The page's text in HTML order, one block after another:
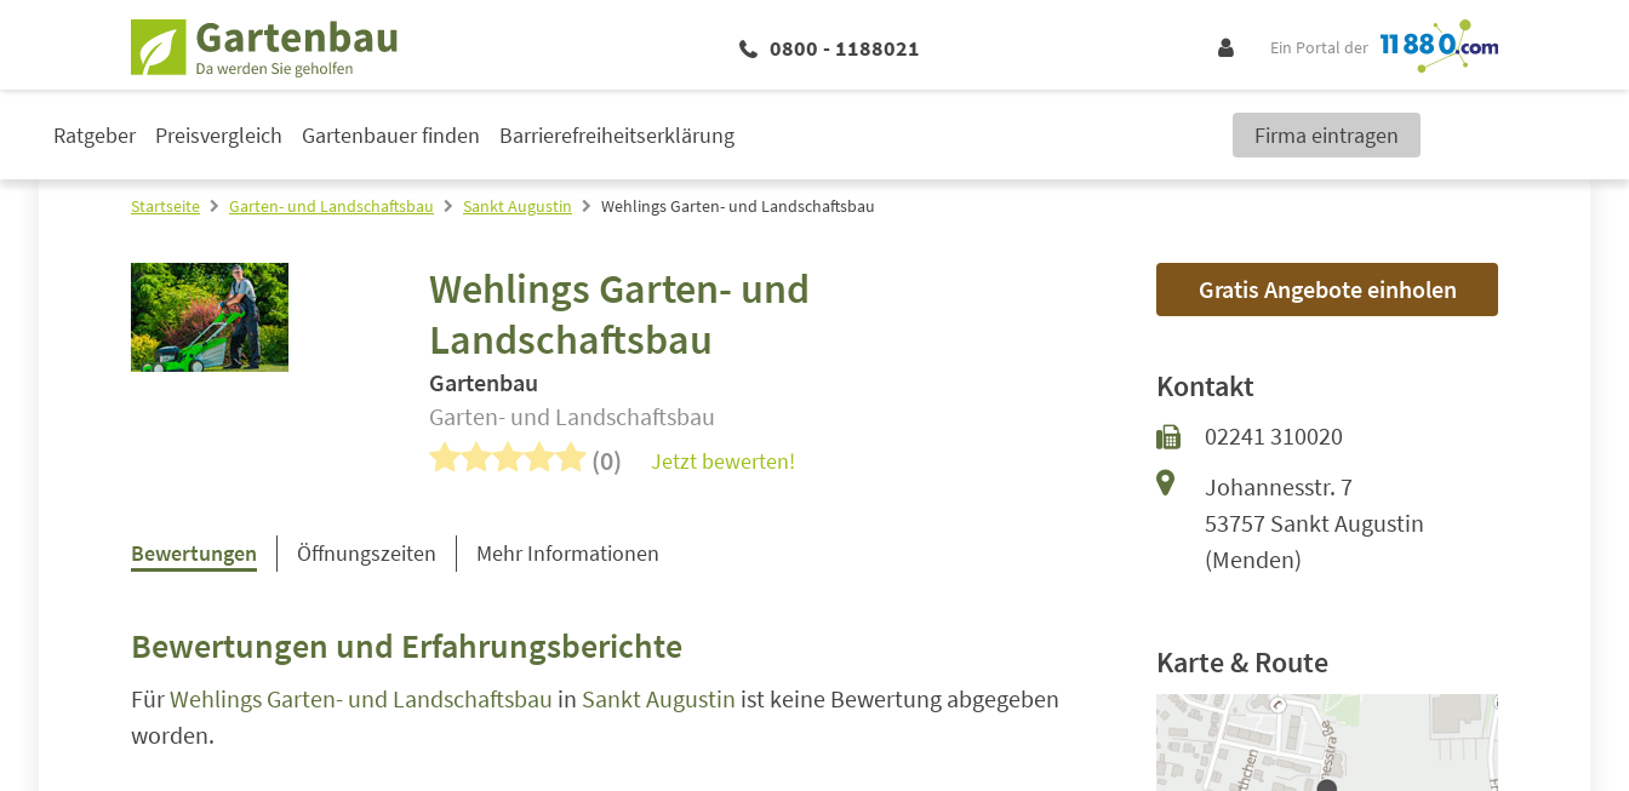
0800 - 1188021 Ein Portal der
Ratgeber Preisvergleich Gartenbauer finden Barrierefreiheitserklärung Firma eintragen
Startseite Garten- und Landschaftsbau Sankt Augustin Wehlings Garten- und Landschaftsbau
Wehlings Garten- und
Landschaftsbau
Gartenbau
Garten- und Landschaftsbau
(0) Jetzt bewerten!
Bewertungen Öffnungszeiten Mehr Informationen
Bewertungen und Erfahrungsberichte
FürWehlings Garten- und Landschaftsbau in Sankt Augustin ist keine Bewertung abgegeben
worden.
Gratis Angebote einholen
Kontakt
02241 310020
Johannesstr. 7
53757 Sankt Augustin
(Menden)
Karte & Route